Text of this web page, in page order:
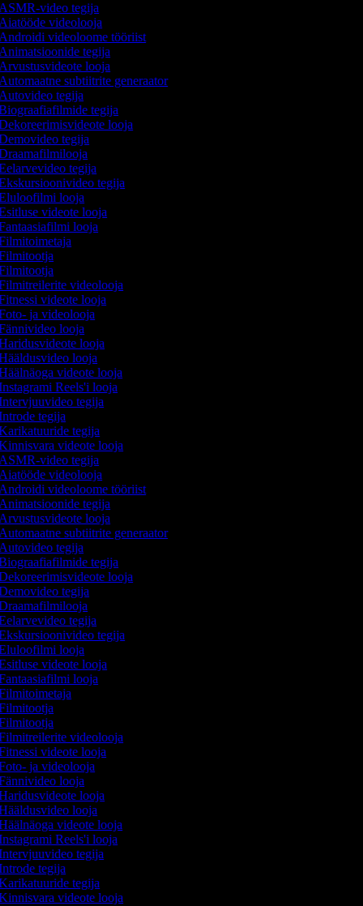
video tegija
videolooja
videoloome tööriist
tegija
looja
subtiitrite generaator
tegija
tegija
looja
tegija
tegija
tegija
looja
videote looja
looja
videolooja
videote looja
ja videolooja
looja
looja
looja
videote looja
Reels'i looja
tegija
tegija
tegija
videote looja
video tegija
videolooja
videoloome tööriist
tegija
looja
subtiitrite generaator
tegija
tegija
looja
tegija
tegija
tegija
looja
videote looja
looja
videolooja
videote looja
ja videolooja
looja
looja
looja
videote looja
Reels'i looja
tegija
tegija
tegija
videote looja